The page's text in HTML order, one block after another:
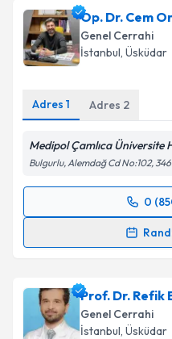
Op. Dr. Cem
Genel Cerrahi
İstanbul, Üsküdar
Adres 1 Adres 2
Medipol Çamlıca Üniversite
Bulgurlu, Alemdağ Cd No:102,
0
Randevu Takvimi
takvim
E-posta Adresiniz
Prof. Dr. Refik
Genel Cerrahi
İstanbul, Üsküdar